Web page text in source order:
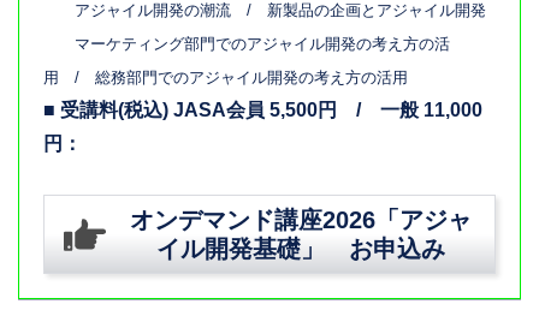
アジャイル開発の潮流 / 新製品の企画とアジャイル開発
マーケティング部門でのアジャイル開発の考え方の活
用 / 総務部門でのアジャイル開発の考え方の活用
■ 受講料(税込) JASA会員 5,500円 / 一般 11,000
円：
オンデマンド講座2026「アジャ
イル開発基礎」 お申込み